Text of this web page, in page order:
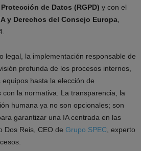
de Datos (RGPD) y con el
y Derechos del Consejo Europa,
legal, la implementación responsable de
profunda de los procesos internos,
hasta la elección de
con la normativa. La transparencia, la
humana ya no son opcionales; son
garantizar una IA centrada en las
Dos Reis, CEO de Grupo SPEC, experto